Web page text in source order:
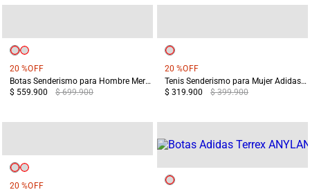
20 %OFF
Botas Senderismo para Hombre Merrell Yokota 3 MID GTX Negras
$ 559.900
$ 699.900
20 %OFF
Tenis Senderismo para Mujer Adidas Terrex Anylander MID Negros
$ 319.900
$ 399.900
20 %OFF